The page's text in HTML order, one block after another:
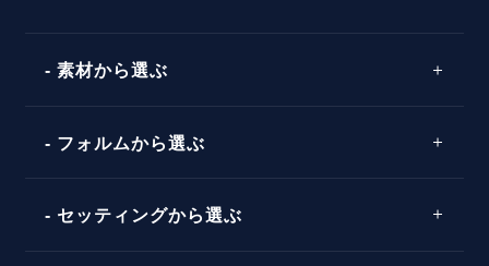
婚約指輪マッチング診断
タイミング
素材から選ぶ
フォルムから選ぶ
ストレートライン
セッティングから選ぶ